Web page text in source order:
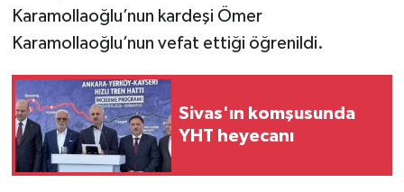
Karamollaoğlu’nun kardeşi Ömer
Karamollaoğlu’nun vefat ettiği öğrenildi.
Sivas'ın komşusunda
YHT heyecanı